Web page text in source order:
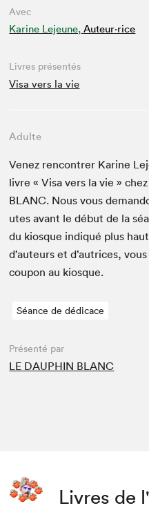
Avec
Karine Lejeune, Auteur·rice
Livres présentés
Visa vers la vie
Adulte
Venez ren­con­tr­er Karine
livre « Visa vers la vie » chez
BLANC. Nous vous
utes avant le début de la
du kiosque indiqué plus
d’auteurs et d’autrices,
coupon au kiosque.
Séance de dédicace
Présenté par
LE DAUPHIN BLANC
Livres de